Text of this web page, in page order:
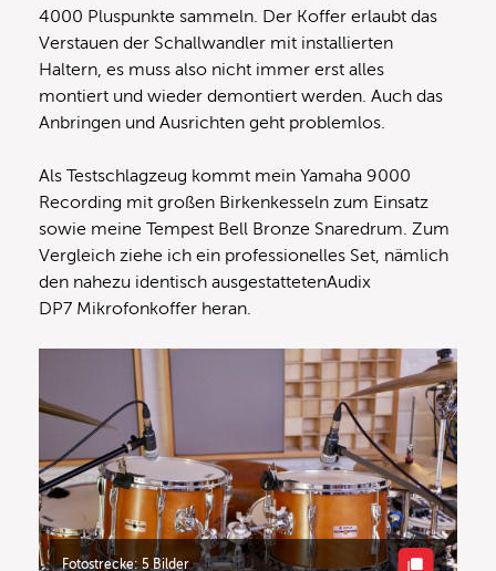
4000 Pluspunkte sammeln. Der Koffer erlaubt das
Verstauen der Schallwandler mit installierten
Haltern, es muss also nicht immer erst alles
montiert und wieder demontiert werden. Auch das
Anbringen und Ausrichten geht problemlos.
Als Testschlagzeug kommt mein Yamaha 9000
Recording mit großen Birkenkesseln zum Einsatz
sowie meine Tempest Bell Bronze Snaredrum. Zum
Vergleich ziehe ich ein professionelles Set, nämlich
den nahezu identisch ausgestattetenAudix
DP7 Mikrofonkoffer heran.
Fotostrecke: 5 Bilder